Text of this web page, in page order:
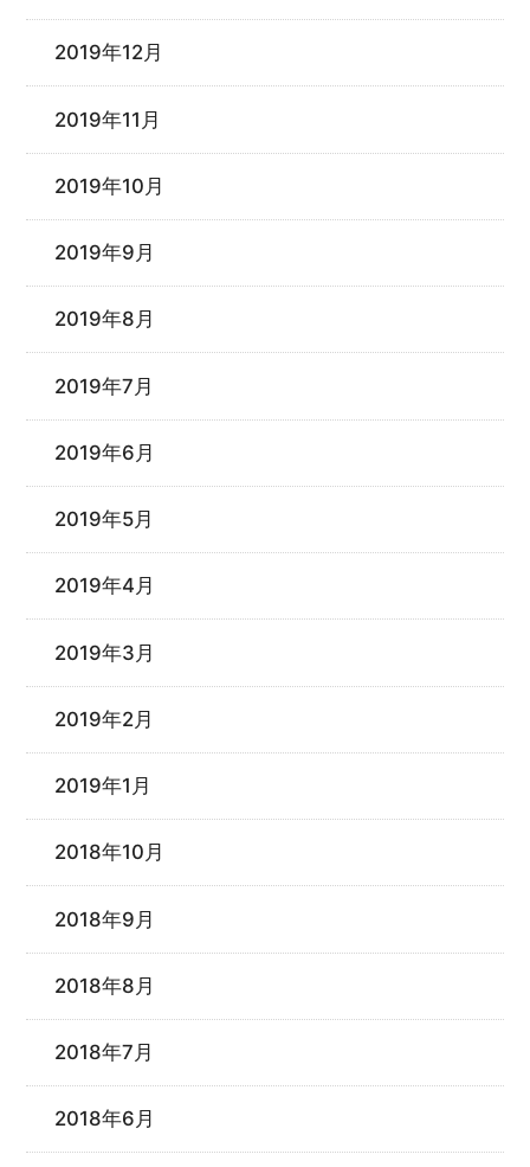
2019年12月
2019年11月
2019年10月
2019年9月
2019年8月
2019年7月
2019年6月
2019年5月
2019年4月
2019年3月
2019年2月
2019年1月
2018年10月
2018年9月
2018年8月
2018年7月
2018年6月